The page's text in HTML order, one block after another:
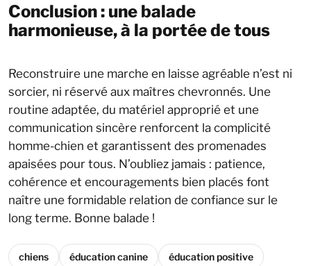
Conclusion : une balade
harmonieuse, à la portée de tous
Reconstruire une marche en laisse agréable n’est ni
sorcier, ni réservé aux maîtres chevronnés. Une
routine adaptée, du matériel approprié et une
communication sincère renforcent la complicité
homme-chien et garantissent des promenades
apaisées pour tous. N’oubliez jamais : patience,
cohérence et encouragements bien placés font
naître une formidable relation de confiance sur le
long terme. Bonne balade !
chiens éducation canine éducation positive